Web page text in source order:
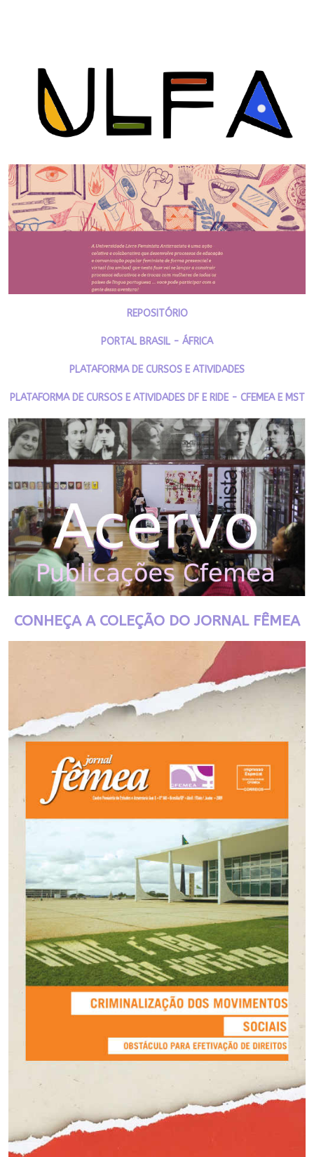
REPOSITÓRIO
PORTAL BRASIL - ÁFRICA
PLATAFORMA DE CURSOS E ATIVIDADES
PLATAFORMA DE CURSOS E ATIVIDADES DF E RIDE - CFEMEA E MST
CONHEÇA A COLEÇÃO DO JORNAL FÊMEA